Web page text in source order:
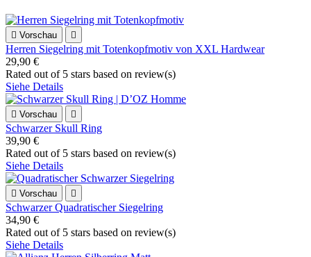
 Vorschau 
Herren Siegelring mit Totenkopfmotiv von XXL Hardwear
29,90 €
Rated out of 5 stars based on review(s)
Siehe Details
 Vorschau 
Schwarzer Skull Ring
39,90 €
Rated out of 5 stars based on review(s)
Siehe Details
 Vorschau 
Schwarzer Quadratischer Siegelring
34,90 €
Rated out of 5 stars based on review(s)
Siehe Details